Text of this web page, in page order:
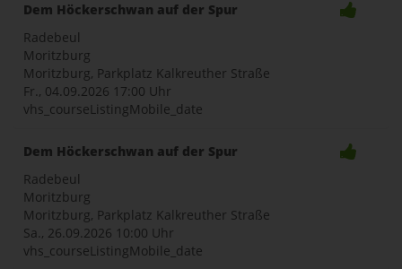
Dem Höckerschwan auf der Spur
Radebeul
Moritzburg
Moritzburg, Parkplatz Kalkreuther Straße
Fr., 04.09.2026 17:00 Uhr
vhs_courseListingMobile_date
Dem Höckerschwan auf der Spur
Radebeul
Moritzburg
Moritzburg, Parkplatz Kalkreuther Straße
Sa., 26.09.2026 10:00 Uhr
vhs_courseListingMobile_date